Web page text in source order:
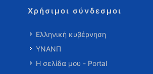
Χρήσιμοι σύνδεσμοι
Ελληνική κυβέρνηση
ΥΝΑΝΠ
Η σελίδα μου - Portal